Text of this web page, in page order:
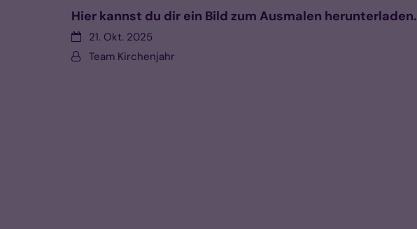
Hier kannst du dir ein Bild zum Ausmalen herunterladen.
Datum:21. Okt. 2025
Von:Team Kirchenjahr